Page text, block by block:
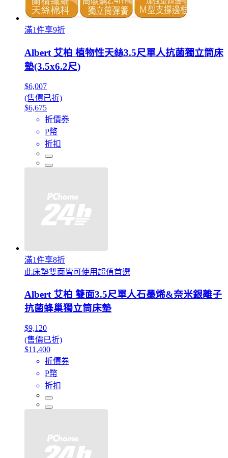
滿1件享9折
Albert 艾柏 植物性天絲3.5尺單人抗菌獨立筒床
墊(3.5x6.2尺)
$6,007
(售價已折)
$6,675
折價券
P幣
折扣
滿1件享8折
此床墊雙面皆可使用超值首選
Albert 艾柏 雙面3.5尺單人石墨烯&奈米銀離子
抗菌蜂巢獨立筒床墊
$9,120
(售價已折)
$11,400
折價券
P幣
折扣